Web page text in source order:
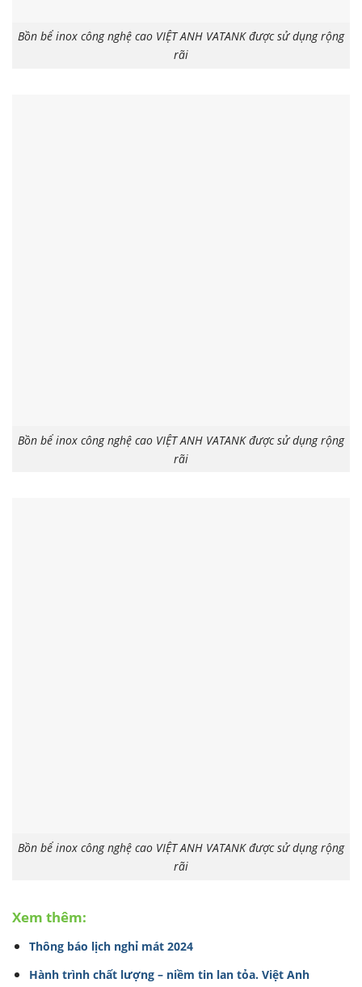
Bồn bể inox công nghệ cao VIỆT ANH VATANK được sử dụng rộng
rãi
Bồn bể inox công nghệ cao VIỆT ANH VATANK được sử dụng rộng
rãi
Bồn bể inox công nghệ cao VIỆT ANH VATANK được sử dụng rộng
rãi
Xem thêm:
Thông báo lịch nghỉ mát 2024
Hành trình chất lượng – niềm tin lan tỏa. Việt Anh